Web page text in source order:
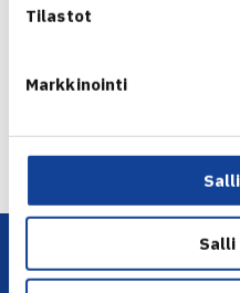
Tilastot
Markkinointi
Salli
Seuraava uutinen: